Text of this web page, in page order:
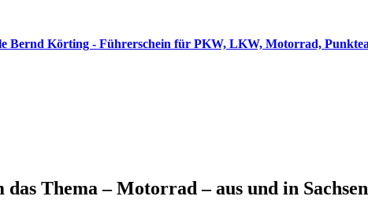
Thema – Motorrad – aus und in Sachsen